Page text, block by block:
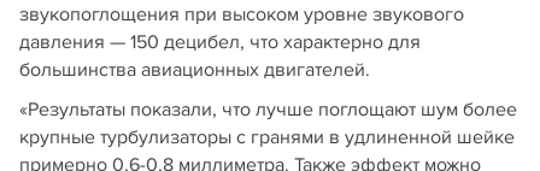
звукопоглощения при высоком уровне звукового
давления — 150 децибел, что характерно для
большинства авиационных двигателей.
«Результаты показали, что лучше поглощают шум более
крупные турбулизаторы с гранями в удлиненной шейке
примерно 0,6-0,8 миллиметра. Также эффект можно